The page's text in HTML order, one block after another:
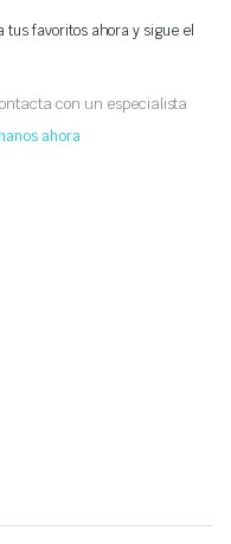
tus favoritos ahora y sigue el
con un especialista
ahora